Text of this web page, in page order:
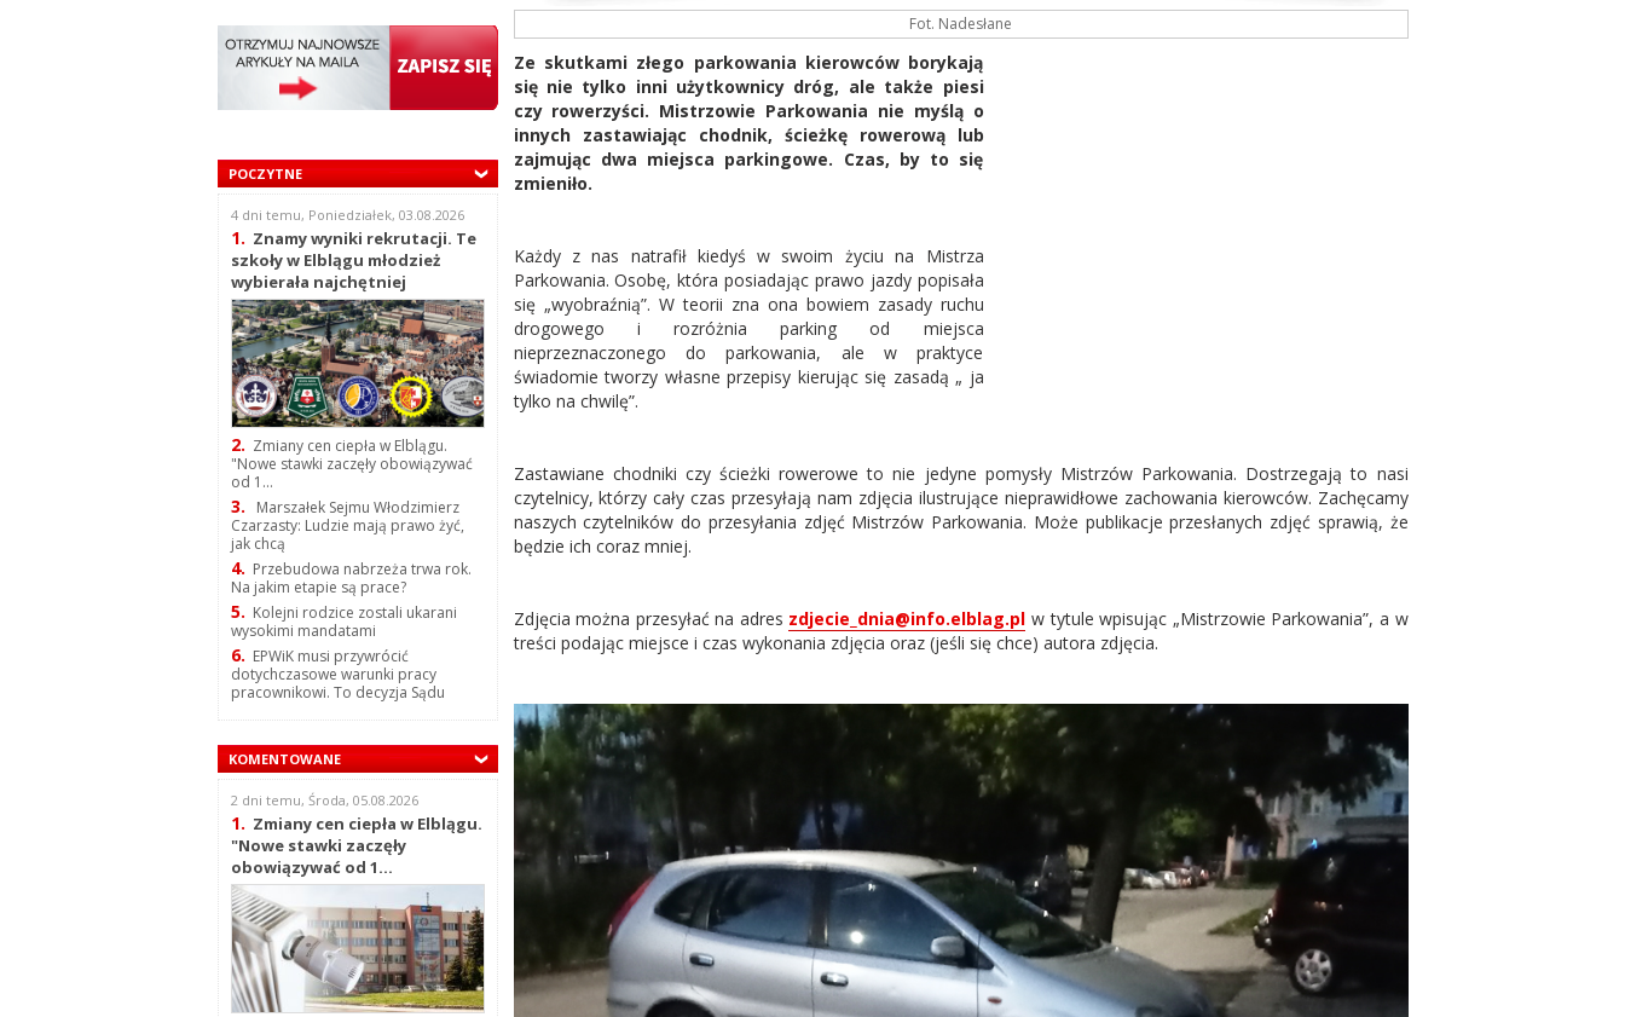
POCZYTNE
4 dni temu, Poniedziałek, 03.08.2026
1. Znamy wyniki rekrutacji. Te
szkoły w Elblągu młodzież
wybierała najchętniej
2. Zmiany cen ciepła w Elblągu.
"Nowe stawki zaczęły obowiązywać
od 1...
3.
Marszałek Sejmu Włodzimierz
Czarzasty: Ludzie mają prawo żyć,
jak chcą
4. Przebudowa nabrzeża trwa rok.
Na jakim etapie są prace?
5. Kolejni rodzice zostali ukarani
wysokimi mandatami
6. EPWiK musi przywrócić
dotychczasowe warunki pracy
pracownikowi. To decyzja Sądu
KOMENTOWANE
2 dni temu, Środa, 05.08.2026
1. Zmiany cen ciepła w Elblągu.
"Nowe stawki zaczęły
obowiązywać od 1...
Fot. Nadesłane
Ze skutkami złego parkowania kierowców borykają
się nie tylko inni użytkownicy dróg, ale także piesi
czy rowerzyści. Mistrzowie Parkowania nie myślą o
innych zastawiając chodnik, ścieżkę rowerową lub
zajmując dwa miejsca parkingowe. Czas, by to się
zmieniło.
Każdy z nas natrafił kiedyś w swoim życiu na Mistrza
Parkowania. Osobę, która posiadając prawo jazdy popisała
się „wyobraźnią”. W teorii zna ona bowiem zasady ruchu
drogowego i rozróżnia parking od miejsca
nieprzeznaczonego do parkowania, ale w praktyce
świadomie tworzy własne przepisy kierując się zasadą „ ja
tylko na chwilę”.
Zastawiane chodniki czy ścieżki rowerowe to nie jedyne pomysły Mistrzów Parkowania. Dostrzegają to nasi
czytelnicy, którzy cały czas przesyłają nam zdjęcia ilustrujące nieprawidłowe zachowania kierowców. Zachęcamy
naszych czytelników do przesyłania zdjęć Mistrzów Parkowania. Może publikacje przesłanych zdjęć sprawią, że
będzie ich coraz mniej.
Zdjęcia można przesyłać na adres zdjecie_dnia@info.elblag.pl w tytule wpisując „Mistrzowie Parkowania”, a w
treści podając miejsce i czas wykonania zdjęcia oraz (jeśli się chce) autora zdjęcia.